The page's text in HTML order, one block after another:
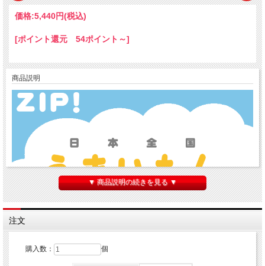
価格:5,440円(税込)
[ポイント還元 54ポイント～]
商品説明
▼ 商品説明の続きを見る ▼
注文
購入数： 個